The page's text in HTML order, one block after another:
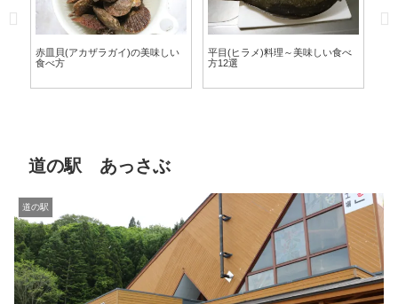
赤皿貝(アカザラガイ)の美味しい
食べ方
平目(ヒラメ)料理～美味しい食べ
方12選
道の駅 あっさぶ
道の駅